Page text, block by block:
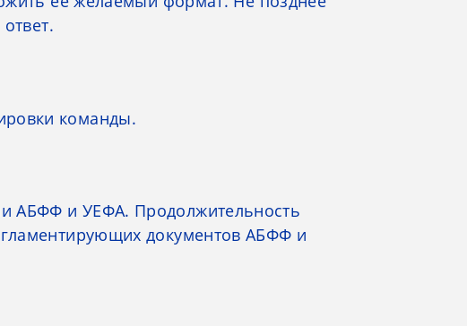
команды.
АБФФ и УЕФА. Продолжительность
документов АБФФ и